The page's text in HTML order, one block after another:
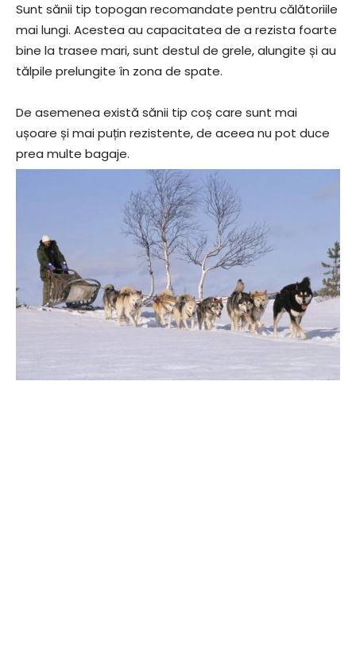
Sunt sănii tip topogan recomandate pentru călătoriile
mai lungi. Acestea au capacitatea de a rezista foarte
bine la trasee mari, sunt destul de grele, alungite și au
tălpile prelungite în zona de spate.
De asemenea există sănii tip coș care sunt mai
ușoare și mai puțin rezistente, de aceea nu pot duce
prea multe bagaje.